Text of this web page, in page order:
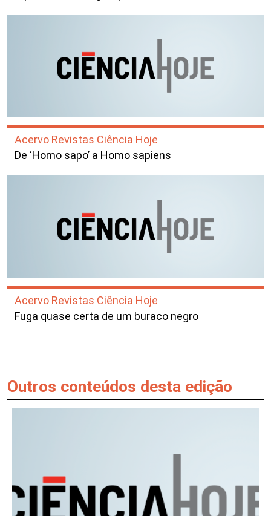
Acervo Revistas Ciência Hoje
De ‘Homo sapo’ a Homo sapiens
Acervo Revistas Ciência Hoje
Fuga quase certa de um buraco negro
Outros conteúdos desta edição